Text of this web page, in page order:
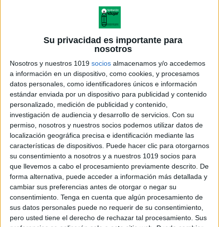
Su privacidad es importante para
nosotros
Nosotros y nuestros 1019 socios almacenamos y/o accedemos
a información en un dispositivo, como cookies, y procesamos
datos personales, como identificadores únicos e información
estándar enviada por un dispositivo para publicidad y contenido
personalizado, medición de publicidad y contenido,
investigación de audiencia y desarrollo de servicios. Con su
permiso, nosotros y nuestros socios podemos utilizar datos de
localización geográfica precisa e identificación mediante las
características de dispositivos. Puede hacer clic para otorgarnos
su consentimiento a nosotros y a nuestros 1019 socios para
que llevemos a cabo el procesamiento previamente descrito. De
forma alternativa, puede acceder a información más detallada y
cambiar sus preferencias antes de otorgar o negar su
consentimiento. Tenga en cuenta que algún procesamiento de
sus datos personales puede no requerir de su consentimiento,
pero usted tiene el derecho de rechazar tal procesamiento. Sus
ser poco efectiva y tener un impacto negativo a nivel
de desarrollo y educación de la población en etapa de
aprendizaje tal y como se recoge en el documento
Medidas de Prevención, Higiene y Promoción de la
Salud frente a COVID-19 para centros educativos en
el
curso 2020-2021 elaborado conjuntamente por los
Ministerios de Educación y Formación Profesional y
Sanidad.
En el momento actual se han implementado diversas
medidas para
controlar la trasmisión del virus que permita un inicio
del curso escolar lo más seguro posible.
En los centros educativos pueden aparecer casos
debido a la movilidad y al contacto entre las
personas, sin embargo hay medidas que se pueden